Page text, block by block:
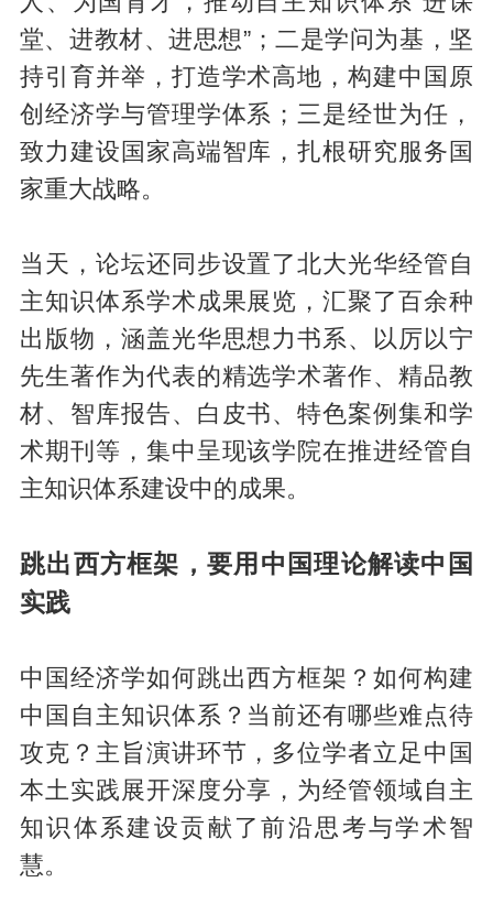
堂、进教材、进思想”；二是学问为基，坚
持引育并举，打造学术高地，构建中国原
创经济学与管理学体系；三是经世为任，
致力建设国家高端智库，扎根研究服务国
家重大战略。
当天，论坛还同步设置了北大光华经管自
主知识体系学术成果展览，汇聚了百余种
出版物，涵盖光华思想力书系、以厉以宁
先生著作为代表的精选学术著作、精品教
材、智库报告、白皮书、特色案例集和学
术期刊等，集中呈现该学院在推进经管自
主知识体系建设中的成果。
跳出西方框架，要用中国理论解读中国
实践
中国经济学如何跳出西方框架？如何构建
中国自主知识体系？当前还有哪些难点待
攻克？主旨演讲环节，多位学者立足中国
本土实践展开深度分享，为经管领域自主
知识体系建设贡献了前沿思考与学术智
慧。